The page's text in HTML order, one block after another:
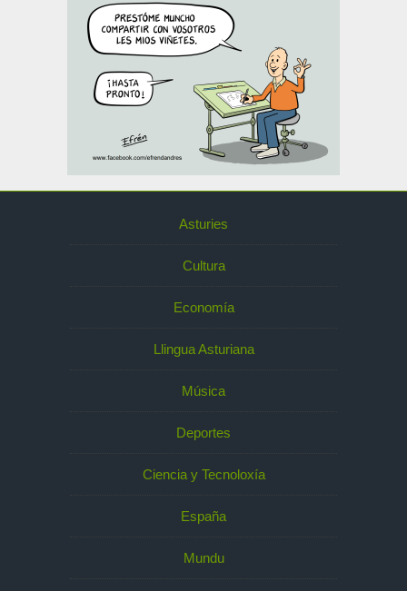
Asturies
Cultura
Economía
Llingua Asturiana
Música
Deportes
Ciencia y Tecnoloxía
España
Mundu